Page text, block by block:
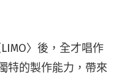
〉後，全才唱作
特的製作能力，帶來